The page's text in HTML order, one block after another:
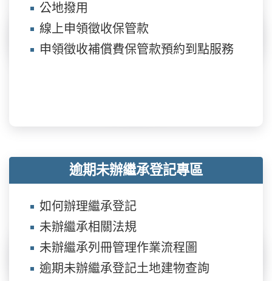
公地撥用
線上申領徵收保管款
申領徵收補償費保管款預約到點服務
逾期未辦繼承登記專區
如何辦理繼承登記
未辦繼承相關法規
未辦繼承列冊管理作業流程圖
逾期未辦繼承登記土地建物查詢